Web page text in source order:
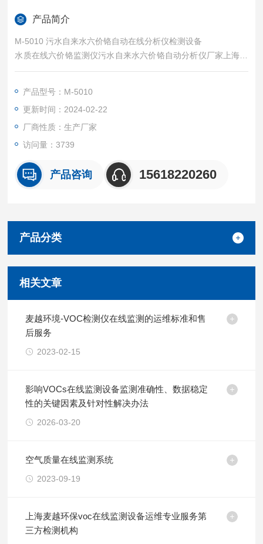
产品简介
M-5010 污水自来水六价铬自动在线分析仪检测设备
水质在线六价铬监测仪污水自来水六价铬自动分析仪厂家上海麦
越。六价铬在线自动监测仪重金属总铬在线分析仪厂家上海麦越
产品型号：M-5010
更新时间：2024-02-22
厂商性质：生产厂家
访问量：3739
产品咨询 15618220260
产品分类
相关文章
麦越环境-VOC检测仪在线监测的运维标准和售
后服务
2023-02-15
影响VOCs在线监测设备监测准确性、数据稳定
性的关键因素及针对性解决办法
2026-03-20
空气质量在线监测系统
2023-09-19
上海麦越环保voc在线监测设备运维专业服务第
三方检测机构